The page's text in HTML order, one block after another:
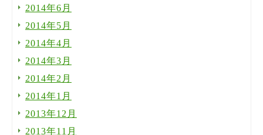
2014年6月
2014年5月
2014年4月
2014年3月
2014年2月
2014年1月
2013年12月
2013年11月